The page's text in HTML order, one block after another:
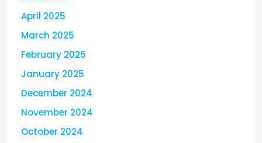
April 2025
March 2025
February 2025
January 2025
December 2024
November 2024
October 2024